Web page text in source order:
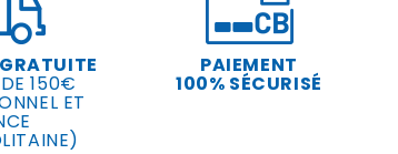
150€
ET
PAIEMENT
100% SÉCURISÉ